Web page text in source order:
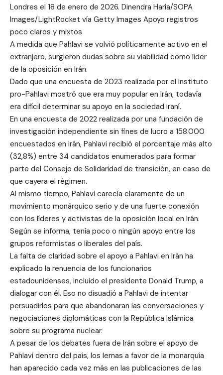
Londres el 18 de enero de 2026. Dinendra Haria/SOPA
Images/LightRocket vía Getty Images Apoyo registros
poco claros y mixtos
A medida que Pahlavi se volvió políticamente activo en el
extranjero, surgieron dudas sobre su viabilidad como líder
de la oposición en Irán.
Dado que una encuesta de 2023 realizada por el Instituto
pro-Pahlavi mostró que era muy popular en Irán, todavía
era difícil determinar su apoyo en la sociedad iraní.
En una encuesta de 2022 realizada por una fundación de
investigación independiente sin fines de lucro a 158.000
encuestados en Irán, Pahlavi recibió el porcentaje más alto
(32,8%) entre 34 candidatos enumerados para formar
parte del Consejo de Solidaridad de transición, en caso de
que cayera el régimen.
Al mismo tiempo, Pahlavi carecía claramente de un
movimiento monárquico serio y de una fuerte conexión
con los líderes y activistas de la oposición local en Irán.
Según se informa, tenía poco o ningún apoyo entre los
grupos reformistas o liberales del país.
La falta de claridad sobre el apoyo a Pahlavi en Irán ha
explicado la renuencia de los funcionarios
estadounidenses, incluido el presidente Donald Trump, a
dialogar con él. Eso no disuadió a Pahlavi de intentar
persuadirlos para que abandonaran las conversaciones y
negociaciones diplomáticas con la República Islámica
sobre su programa nuclear.
A pesar de los debates fuera de Irán sobre el apoyo de
Pahlavi dentro del país, los lemas a favor de la monarquía
han aparecido cada vez más en las publicaciones de las